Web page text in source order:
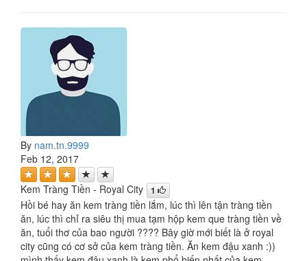
By nam.tn.9999
Feb 12, 2017
Kem Tràng Tiền - Royal City 1
Hồi bé hay ăn kem tràng tiền lắm, lúc thì lên tận tràng tiền
ăn, lúc thì chỉ ra siêu thị mua tạm hộp kem que tràng tiền về
ăn, tuổi thơ của bao người ???? Bây giờ mới biết là ở royal
city cũng có cơ sở của kem tràng tiền. Ăn kem đậu xanh :))